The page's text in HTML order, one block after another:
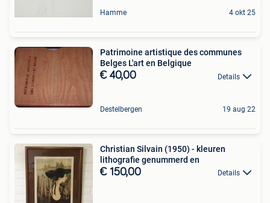
Hamme 4 okt 25
Patrimoine artistique des communes
Belges L'art en Belgique
€ 40,00 Details
Destelbergen 19 aug 22
Christian Silvain (1950) - kleuren
lithografie genummerd en
€ 150,00 Details